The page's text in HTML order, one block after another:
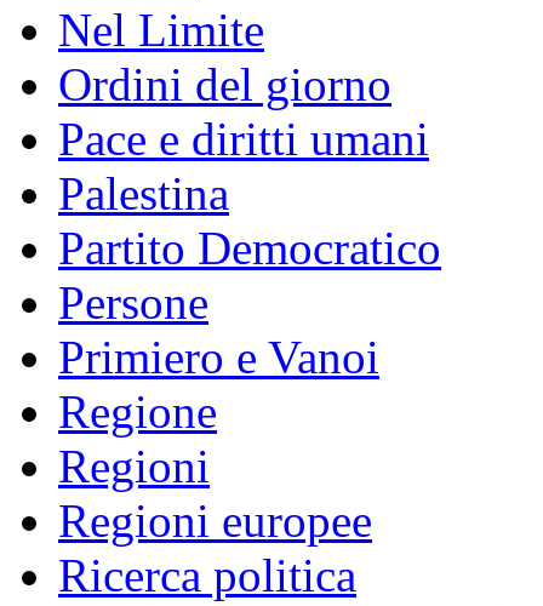
Nel Limite
Ordini del giorno
Pace e diritti umani
Palestina
Partito Democratico
Persone
Primiero e Vanoi
Regione
Regioni
Regioni europee
Ricerca politica